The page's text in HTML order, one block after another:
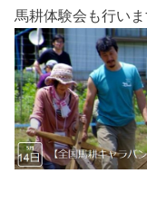
馬耕体験会も行いま